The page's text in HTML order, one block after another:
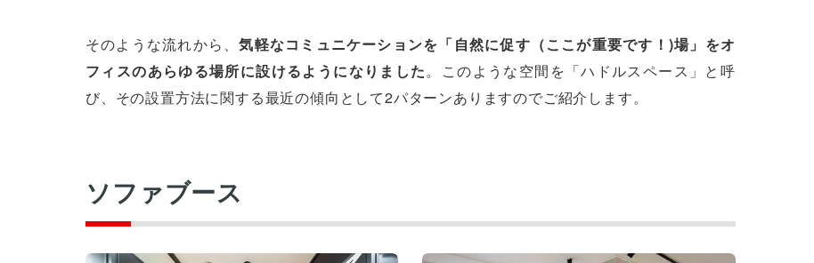
そのような流れから、気軽なコミュニケーションを「自然に促す（ここが重要です！)場」をオ
フィスのあらゆる場所に設けるようになりました。このような空間を「ハドルスペース」と呼
び、その設置方法に関する最近の傾向として2パターンありますのでご紹介します。
ソファブース